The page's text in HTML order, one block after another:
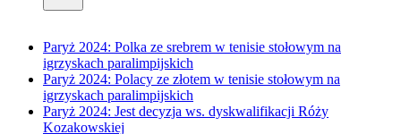
Paryż 2024: Polka ze srebrem w tenisie stołowym na
igrzyskach paralimpijskich
Paryż 2024: Polacy ze złotem w tenisie stołowym na
igrzyskach paralimpijskich
Paryż 2024: Jest decyzja ws. dyskwalifikacji Róży
Kozakowskiej